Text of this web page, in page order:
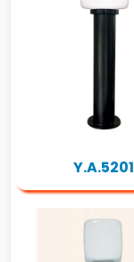
Y.A.5201